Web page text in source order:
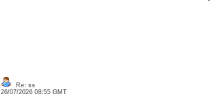
Re: ss
26/07/2026 08:55 GMT